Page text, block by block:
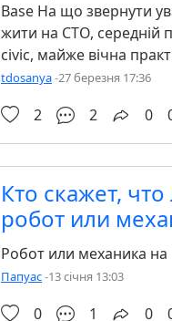
Base На що звернути
жити на СТО, середній
civic, майже вічна
tdosanya-27 березня 17:36
2 2 0
Кто скажет,
робот или
Робот или механика на
Папуас-13 січня 13:03
0 1 0